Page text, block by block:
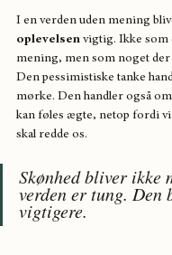
I en verden uden mening
oplevelsen vigtig. Ikke
mening, men som noget der
Den pessimistiske tanke
mørke. Den handler også
kan føles ægte, netop fordi
skal redde os.
Skønhed bliver ikke
verden er tung. Den
vigtigere.